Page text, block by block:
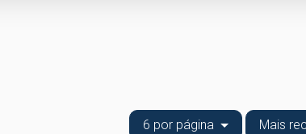
6 por página Mais